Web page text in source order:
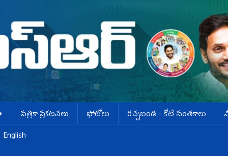
పత్రికా ప్రకటనలు ఫోటోలు ర‌చ్చ‌బండ‌ - కోటి సంత‌కాలు
English